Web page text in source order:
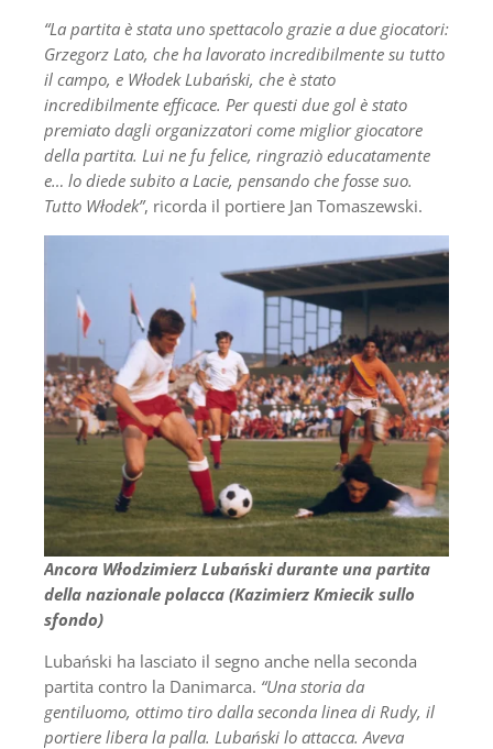
“La partita è stata uno spettacolo grazie a due giocatori:
Grzegorz Lato, che ha lavorato incredibilmente su tutto
il campo, e Włodek Lubański, che è stato
incredibilmente efficace. Per questi due gol è stato
premiato dagli organizzatori come miglior giocatore
della partita. Lui ne fu felice, ringraziò educatamente
e… lo diede subito a Lacie, pensando che fosse suo.
Tutto Włodek”, ricorda il portiere Jan Tomaszewski.
Ancora Włodzimierz Lubański durante una partita
della nazionale polacca (Kazimierz Kmiecik sullo
sfondo)
Lubański ha lasciato il segno anche nella seconda
partita contro la Danimarca. “Una storia da
gentiluomo, ottimo tiro dalla seconda linea di Rudy, il
portiere libera la palla. Lubański lo attacca. Aveva